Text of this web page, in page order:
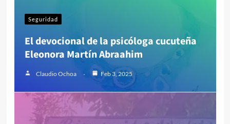
Seguridad
El devocional de la psicóloga cucuteña
Eleonora Martín Abraahim
Claudio Ochoa Feb 3, 2025